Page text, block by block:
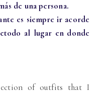
de una persona.
es siempre ir acorde
al lugar en donde
of outfits that I